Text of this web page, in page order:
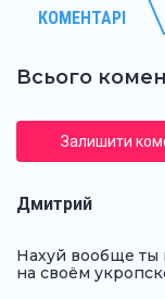
КОМЕНТАРІ
Всього
Залишити
Дмитрий
Нахуй вообще ты
на своём